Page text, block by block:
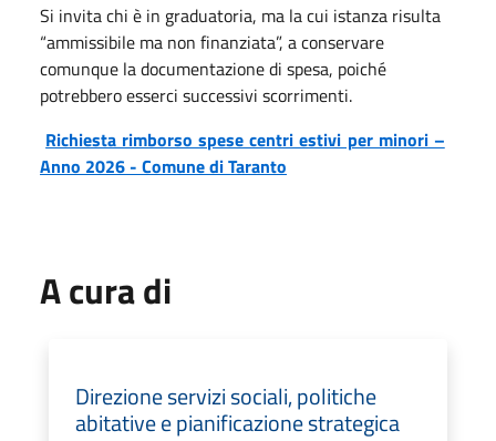
Si invita chi è in graduatoria, ma la cui istanza risulta
“ammissibile ma non finanziata”, a conservare
comunque la documentazione di spesa, poiché
potrebbero esserci successivi scorrimenti.
Richiesta rimborso spese centri estivi per minori –
Anno 2026 - Comune di Taranto
A cura di
Direzione servizi sociali, politiche
abitative e pianificazione strategica